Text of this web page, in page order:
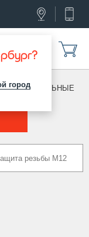
город
ПРЯМОУГОЛЬНЫЕ